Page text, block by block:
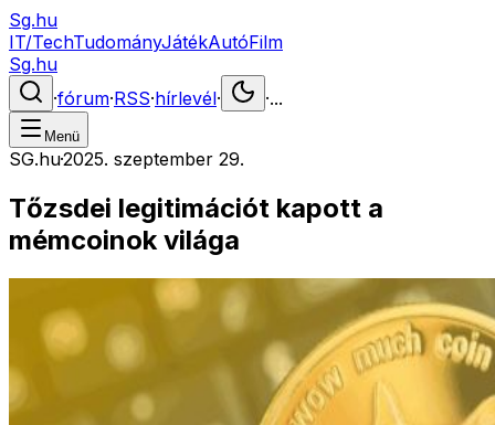
Sg.hu
IT/TechTudományJátékAutóFilm
Sg.hu
·fórum·RSS·hírlevél· ·...
Menü
SG.hu·2025. szeptember 29.
Tőzsdei legitimációt kapott a
mémcoinok világa